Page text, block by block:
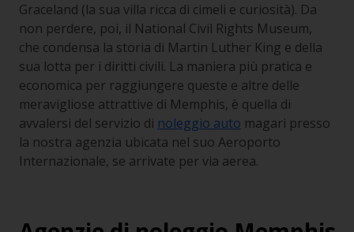
Graceland (la sua villa ricca di cimeli e curiosità). Da
non perdere, poi, il National Civil Rights Museum,
che condensa la storia di Martin Luther King e della
sua lotta per i diritti civili. La maniera più pratica e
economica per raggiungere queste e altre delle
meravigliose attrattive di Memphis, è quella di
avvalersi del servizio di noleggio auto magari presso
la nostra agenzia ubicata nel suo Aeroporto
Internazionale, se arrivate per via aerea.